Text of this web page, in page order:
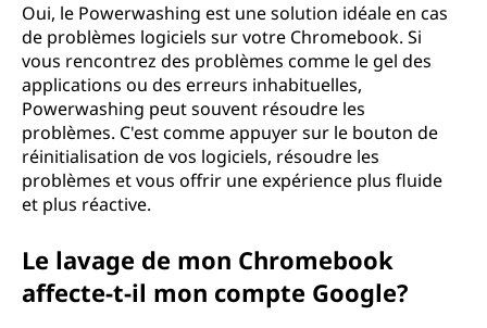
Oui, le Powerwashing est une solution idéale en cas
de problèmes logiciels sur votre Chromebook. Si
vous rencontrez des problèmes comme le gel des
applications ou des erreurs inhabituelles,
Powerwashing peut souvent résoudre les
problèmes. C'est comme appuyer sur le bouton de
réinitialisation de vos logiciels, résoudre les
problèmes et vous offrir une expérience plus fluide
et plus réactive.
Le lavage de mon Chromebook
affecte-t-il mon compte Google?